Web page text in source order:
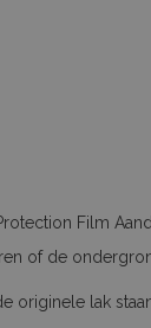
Film
of de
originele lak